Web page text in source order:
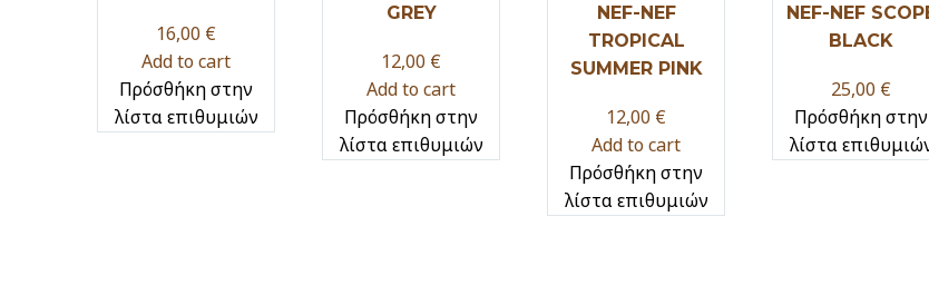
16,00 €
Add to cart
Πρόσθήκη στην
λίστα επιθυμιών
GREY
12,00 €
Add to cart
Πρόσθήκη στην
λίστα επιθυμιών
NEF-NEF
TROPICAL
SUMMER PINK
12,00 €
Add to cart
Πρόσθήκη στην
λίστα επιθυμιών
NEF-NEF
BLACK
25,00 €
Πρόσθήκη στην
λίστα